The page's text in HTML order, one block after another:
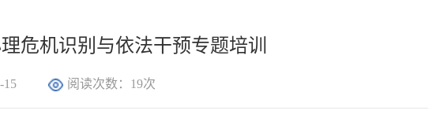
危机识别与依法干预专题培训
15 阅读次数： 19次